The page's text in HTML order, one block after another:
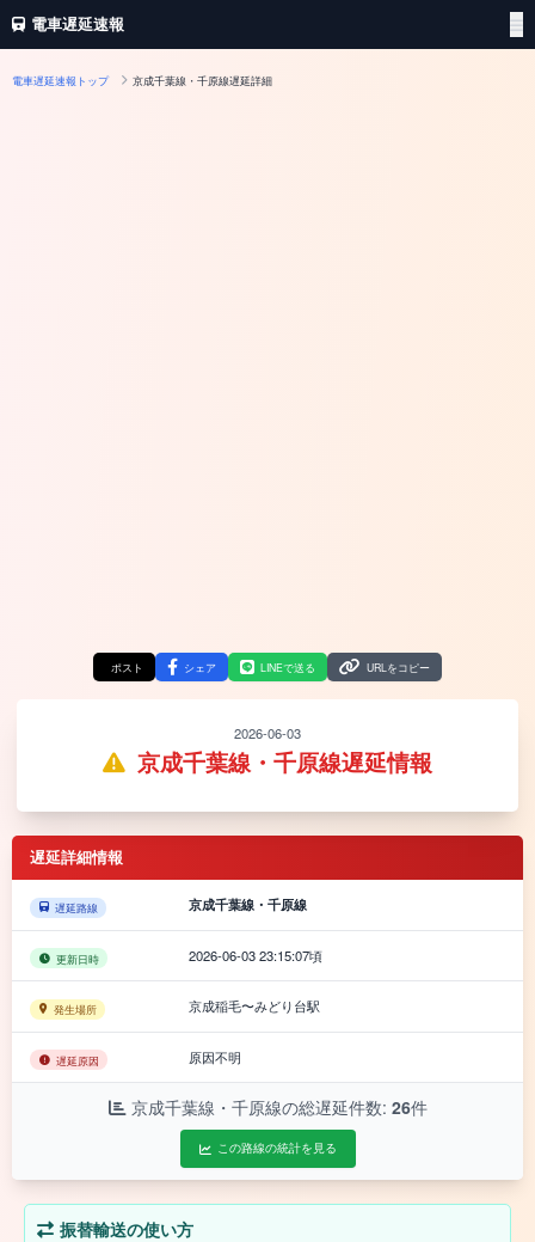
電車遅延速報
電車遅延速報トップ 京成千葉線・千原線遅延詳細
ポスト シェア LINEで送る URLをコピー
2026-06-03
京成千葉線・千原線遅延情報
遅延詳細情報
遅延路線 京成千葉線・千原線
更新日時 2026-06-03 23:15:07頃
発生場所 京成稲毛〜みどり台駅
遅延原因 原因不明
京成千葉線・千原線の総遅延件数: 26件
この路線の統計を見る
振替輸送の使い方